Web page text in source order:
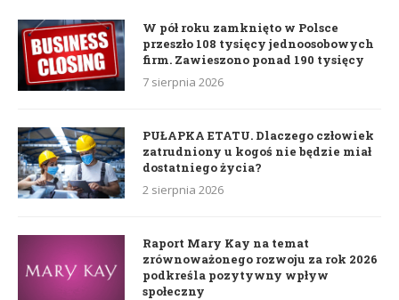
W pół roku zamknięto w Polsce
przeszło 108 tysięcy jednoosobowych
firm. Zawieszono ponad 190 tysięcy
7 sierpnia 2026
PUŁAPKA ETATU. Dlaczego człowiek
zatrudniony u kogoś nie będzie miał
dostatniego życia?
2 sierpnia 2026
Raport Mary Kay na temat
zrównoważonego rozwoju za rok 2026
podkreśla pozytywny wpływ
społeczny